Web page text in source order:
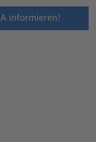
informieren!